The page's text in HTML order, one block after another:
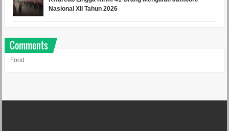
Nasional XII Tahun 2026
Comments
Food